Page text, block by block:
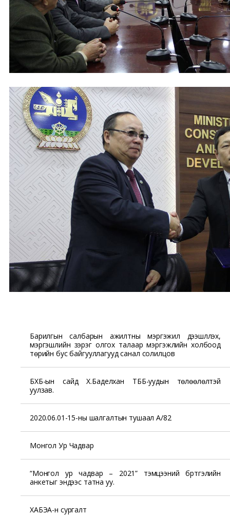
Барилгын салбарын ажилтны мэргэжил дээшлүүлэх,
мэргэшлийн зэрэг олгох талаар мэргэжлийн холбоод
төрийн бус байгууллагууд санал солилцов
БХБ-ын сайд Х.Баделхан ТББ-уудын төлөөлөлтэй
уулзав.
2020.06.01-15-ны шалгалтын тушаал А/82
Монгол Ур Чадвар
“Монгол ур чадвар – 2021” тэмцээний бүртгэлийн
анкетыг эндээс татна уу.
ХАБЭА-н сургалт